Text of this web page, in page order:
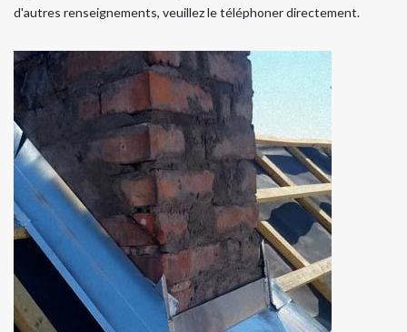
d'autres renseignements, veuillez le téléphoner directement.